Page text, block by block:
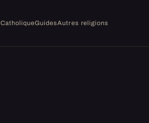
CatholiqueGuidesAutres religions